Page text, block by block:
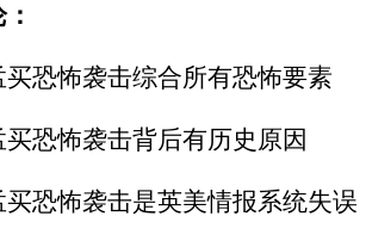
恐怖袭击综合所有恐怖要素
恐怖袭击背后有历史原因
恐怖袭击是英美情报系统失误